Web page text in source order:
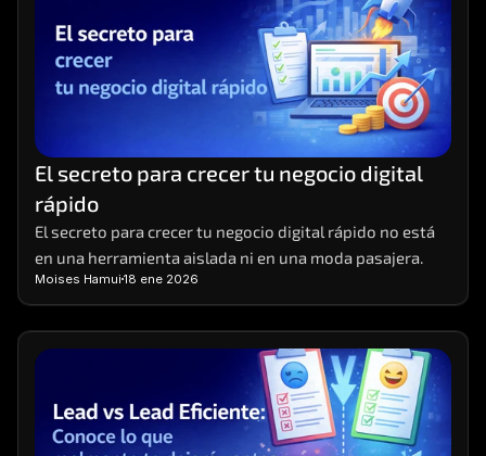
El secreto para crecer tu negocio digital
rápido
El secreto para crecer tu negocio digital rápido no está
en una herramienta aislada ni en una moda pasajera.
Moises Hamui 18 ene 2026